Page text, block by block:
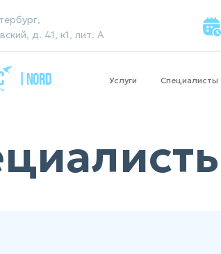
д. 41, к1, лит. А
| NORD Услуги Специалисты